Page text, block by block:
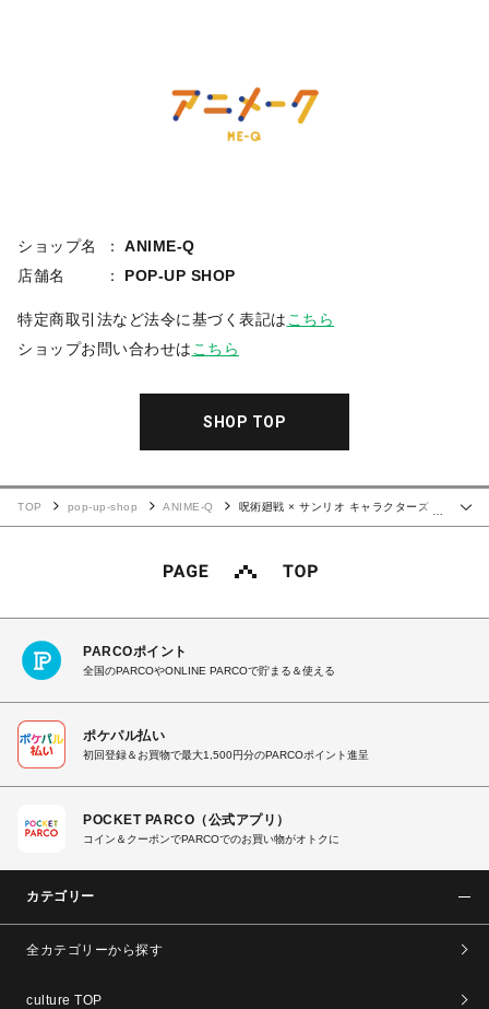
ショップ名
ANIME-Q
店舗名
POP-UP SHOP
特定商取引法など法令に基づく表記は こちら
ショップお問い合わせは こちら
SHOP TOP
TOP pop-up-shop ANIME-Q
呪術廻戦 × サンリオ キャラクターズ |
PARCOポイント
全国のPARCOやONLINE PARCOで貯まる＆使える
ポケパル払い
初回登録＆お買物で最大1,500円分のPARCOポイント進呈
POCKET PARCO（公式アプリ）
コイン＆クーポンでPARCOでのお買い物がオトクに
カテゴリー
全カテゴリーから探す
culture TOP